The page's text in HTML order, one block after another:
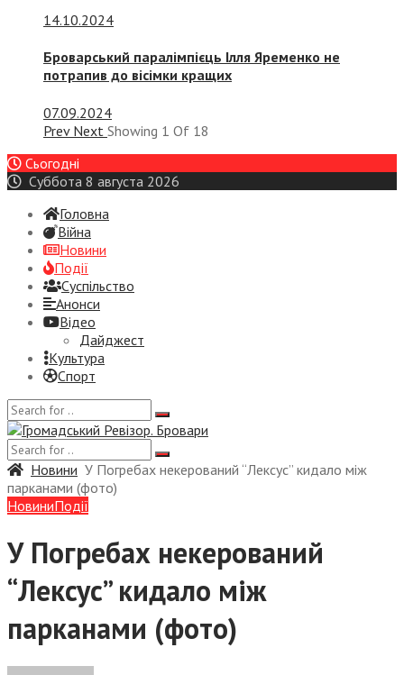
14.10.2024
Броварський паралімпієць Ілля Яременко не
потрапив до вісімки кращих
07.09.2024
Prev Next Showing 1 Of 18
Сьогодні
Суббота 8 августа 2026
Головна
Війна
Новини
Події
Суспiльство
Анонси
Відео
Дайджест
Культура
Спорт
Новини У Погребах некерований “Лексус” кидало між
парканами (фото)
НовиниПодії
У Погребах некерований
“Лексус” кидало між
парканами (фото)